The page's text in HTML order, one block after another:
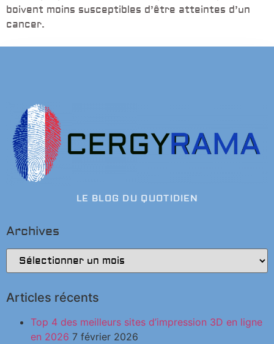
boivent moins susceptibles d’être atteintes d’un
cancer.
LE BLOG DU QUOTIDIEN
Archives
Articles récents
Top 4 des meilleurs sites d’impression 3D en ligne
en 2026 7 février 2026